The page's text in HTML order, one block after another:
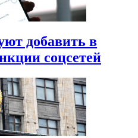
добавить в
соцсетей